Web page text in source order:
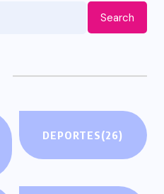
Search
DEPORTES(26)